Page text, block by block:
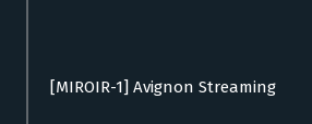
[MIROIR-1] Avignon Streaming